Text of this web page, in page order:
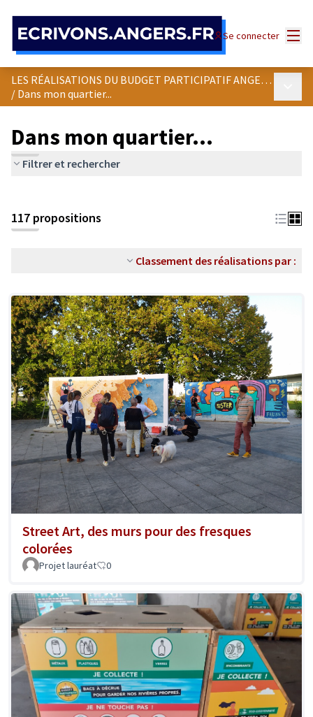
Se connecter
LES RÉALISATIONS DU BUDGET PARTICIPATIF ANGEVIN
/ Dans mon quartier...
Dans mon quartier...
Filtrer et rechercher
+
−
117 propositions
Classement des réalisations par :
Street Art, des murs pour des fresques
colorées
Projet lauréat 0